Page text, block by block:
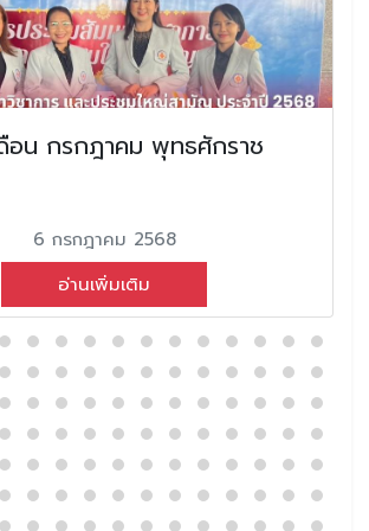
อน กรกฎาคม พุทธศักราช
6 กรกฎาคม 2568
อ่านเพิ่มเติม